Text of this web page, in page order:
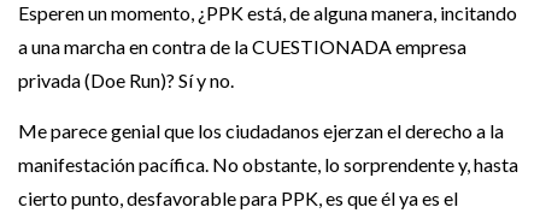
Esperen un momento, ¿PPK está, de alguna manera, incitando
a una marcha en contra de la CUESTIONADA empresa
privada (Doe Run)? Sí y no.
Me parece genial que los ciudadanos ejerzan el derecho a la
manifestación pacífica. No obstante, lo sorprendente y, hasta
cierto punto, desfavorable para PPK, es que él ya es el